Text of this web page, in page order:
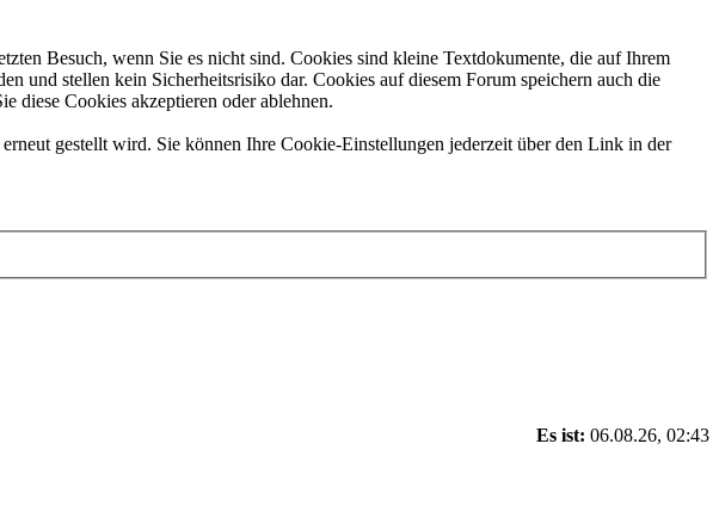
Besuch, wenn Sie es nicht sind. Cookies sind kleine Textdokumente, die auf Ihrem
und stellen kein Sicherheitsrisiko dar. Cookies auf diesem Forum speichern auch die
diese Cookies akzeptieren oder ablehnen.
gestellt wird. Sie können Ihre Cookie-Einstellungen jederzeit über den Link in der
Es ist: 06.08.26, 02:43